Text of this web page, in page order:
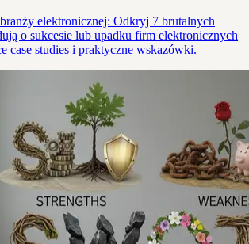
elektronicznej: Odkryj 7 brutalnych
o sukcesie lub upadku firm elektronicznych
case studies i praktyczne wskazówki.